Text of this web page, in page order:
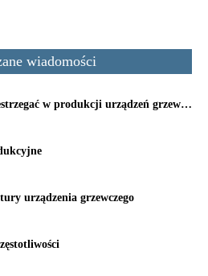
wiadomości
w produkcji urządzeń grzewczych indukcyjnych
urządzenia grzewczego